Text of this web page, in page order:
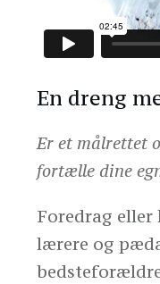
En dreng
Er et målrettet
fortælle dine
Foredrag
lærere og